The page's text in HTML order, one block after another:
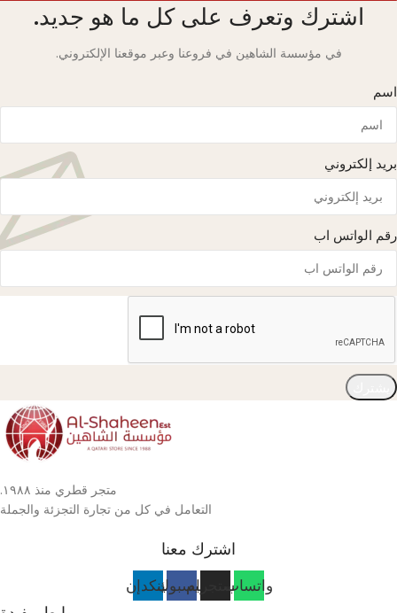
اشترك وتعرف على كل ما هو جديد.
في مؤسسة الشاهين في فروعنا وعبر موقعنا الإلكتروني.
اسم
بريد إلكتروني
رقم الواتس اب
متجر قطري منذ ١٩٨٨.
التعامل في كل من تجارة التجزئة والجملة
اشترك معنا
واتسابانستجرامفيسبوكلينكدإن